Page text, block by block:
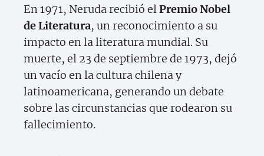
En 1971, Neruda recibió elPremio Nobel
de Literatura, un reconocimiento a su
impacto en la literatura mundial. Su
muerte, el 23 de septiembre de 1973, dejó
un vacío en la cultura chilena y
latinoamericana, generando un debate
sobre las circunstancias que rodearon su
fallecimiento.